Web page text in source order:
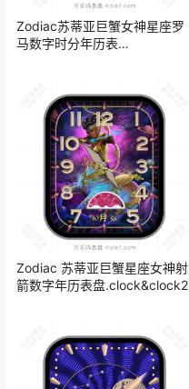
Zodiac苏蒂亚巨蟹女神星座罗
马数字时分年历表
Zodiac 苏蒂亚巨蟹星座女神射
箭数字年历表盘.clock&clock2